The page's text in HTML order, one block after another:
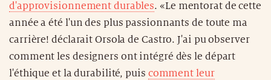
d'approvisionnement durables. «Le mentorat de cette
année a été l'un des plus passionnants de toute ma
carrière! déclarait Orsola de Castro. J'ai pu observer
comment les designers ont intégré dès le départ
l'éthique et la durabilité, puis comment leur